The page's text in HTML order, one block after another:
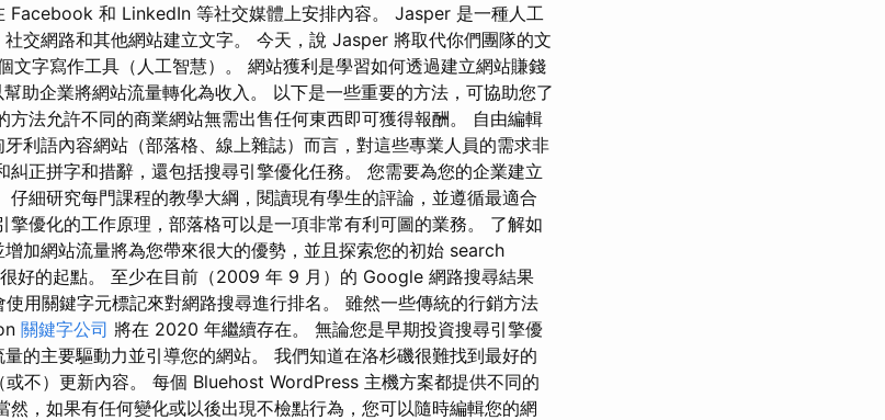
Facebook 和 LinkedIn 等社交媒體上安排內容。 Jasper 是一種人工
交網路和其他網站建立文字。 今天，說 Jasper 將取代你們團隊的文
文字寫作工具（人工智慧）。 網站獲利是學習如何透過建立網站賺錢
助企業將網站流量轉化為收入。 以下是一些重要的方法，可協助您了
方法允許不同的商業網站無需出售任何東西即可獲得報酬。 自由編輯
利語內容網站（部落格、線上雜誌）而言，對這些專業人員的需求非
糾正拼字和措辭，還包括搜尋引擎優化任務。 您需要為您的企業建立
仔細研究每門課程的教學大綱，閱讀現有學生的評論，並遵循最適合
擎優化的工作原理，部落格可以是一項非常有利可圖的業務。 了解如
加網站流量將為您帶來很大的優勢，並且探索您的初始 search
好的起點。 至少在目前（2009 年 9 月）的 Google 網路搜尋結果
用關鍵字元標記來對網路搜尋進行排名。 雖然一些傳統的行銷方法
關鍵字公司 將在 2020 年繼續存在。 無論您是早期投資搜尋引擎優
的主要驅動力並引導您的網站。 我們知道在洛杉磯很難找到最好的
不）更新內容。 每個 Bluehost WordPress 主機方案都提供不同的
然，如果有任何變化或以後出現不檢點行為，您可以隨時編輯您的網